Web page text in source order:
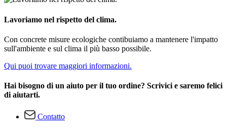
Lavoriamo nel rispetto del clima.
Con concrete misure ecologiche contibuiamo a mantenere l'impatto
sull'ambiente e sul clima il più basso possibile.
Qui puoi trovare maggiori informazioni.
Hai bisogno di un aiuto per il tuo ordine? Scrivici e saremo felici
di aiutarti.
Contatto